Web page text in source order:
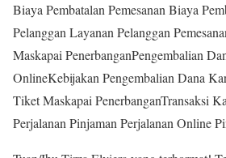
Biaya Pembatalan Pemesanan Biaya
Pelanggan Layanan Pelanggan
Maskapai PenerbanganPengembalian
OnlineKebijakan Pengembalian Dana
Tiket Maskapai PenerbanganTransaksi
Perjalanan Pinjaman Perjalanan Online